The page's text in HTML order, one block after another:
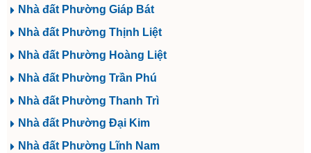
Nhà đất Phường Giáp Bát
Nhà đất Phường Thịnh Liệt
Nhà đất Phường Hoàng Liệt
Nhà đất Phường Trần Phú
Nhà đất Phường Thanh Trì
Nhà đất Phường Đại Kim
Nhà đất Phường Lĩnh Nam